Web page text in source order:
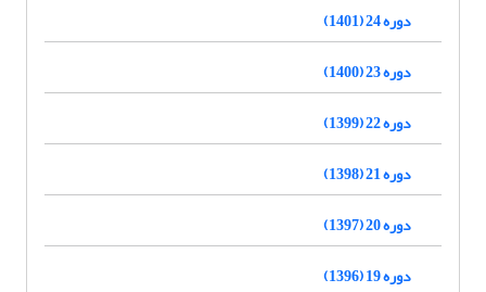
دوره 24 (1401)
دوره 23 (1400)
دوره 22 (1399)
دوره 21 (1398)
دوره 20 (1397)
دوره 19 (1396)